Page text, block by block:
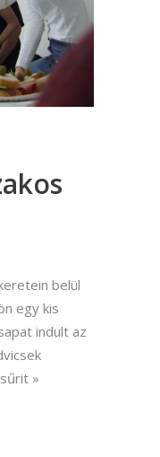
belül
egy kis
indult az